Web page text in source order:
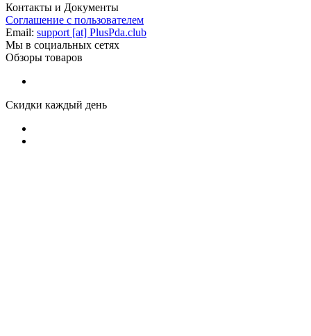
Контакты и Документы
Соглашение с пользователем
Email: support [at] PlusPda.club
Мы в социальных сетях
Обзоры товаров
Скидки каждый день